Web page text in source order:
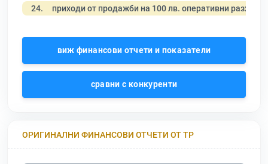
24. приходи от продажби на 100 лв. оперативни разходи
виж финансови отчети и показатели
сравни с конкуренти
ОРИГИНАЛНИ ФИНАНСОВИ ОТЧЕТИ ОТ ТР